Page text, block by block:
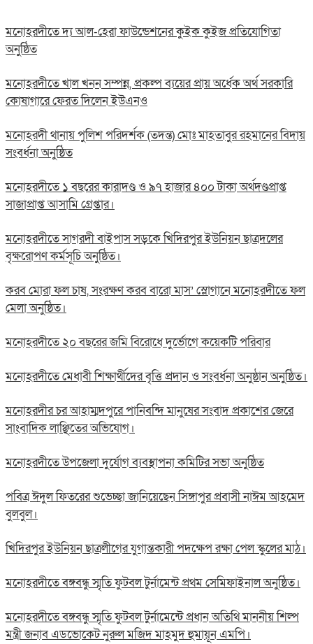
মনোহরদীতে দ্য আল-হেরা ফাউন্ডেশনের কুইক কুইজ প্রতিযোগিতা
অনুষ্ঠিত
মনোহরদীতে খাল খনন সম্পন্ন, প্রকল্প ব্যয়ের প্রায় অর্ধেক অর্থ সরকারি
কোষাগারে ফেরত দিলেন ইউএনও
মনোহরদী থানায় পুলিশ পরিদর্শক (তদন্ত) মোঃ মাহতাবুর রহমানের বিদায়
সংবর্ধনা অনুষ্ঠিত
মনোহরদীতে ১ বছরের কারাদণ্ড ও ৯৭ হাজার ৪০০ টাকা অর্থদণ্ডপ্রাপ্ত
সাজাপ্রাপ্ত আসামি গ্রেপ্তার।
মনোহরদীতে সাগরদী বাইপাস সড়কে খিদিরপুর ইউনিয়ন ছাত্রদলের
বৃক্ষরোপণ কর্মসূচি অনুষ্ঠিত।
করব মোরা ফল চাষ, সংরক্ষণ করব বারো মাস’ স্লোগানে মনোহরদীতে ফল
মেলা অনুষ্ঠিত।
মনোহরদীতে ২০ বছরের জমি বিরোধে দুর্ভোগে কয়েকটি পরিবার
মনোহরদীতে মেধাবী শিক্ষার্থীদের বৃত্তি প্রদান ও সংবর্ধনা অনুষ্ঠান অনুষ্ঠিত।
মনোহরদীর চর আহাম্মদপুরে পানিবন্দি মানুষের সংবাদ প্রকাশের জেরে
সাংবাদিক লাঞ্ছিতের অভিযোগ।
মনোহরদীতে উপজেলা দুর্যোগ ব্যবস্থাপনা কমিটির সভা অনুষ্ঠিত
পবিত্র ঈদুল ফিতরের শুভেচ্ছা জানিয়েছেন সিঙ্গাপুর প্রবাসী নাঈম আহমেদ
বুলবুল।
খিদিরপুর ইউনিয়ন ছাত্রলীগের যুগান্তকারী পদক্ষেপ রক্ষা পেল স্কুলের মাঠ।
মনোহরদীতে বঙ্গবন্ধু স্মৃতি ফুটবল টুর্নামেন্ট প্রথম সেমিফাইনাল অনুষ্ঠিত।
মনোহরদীতে বঙ্গবন্ধু স্মৃতি ফুটবল টুর্নামেন্টে প্রধান অতিথি মাননীয় শিল্প
মন্ত্রী জনাব এডভোকেট নুরুল মজিদ মাহমুদ হুমায়ূন এমপি।